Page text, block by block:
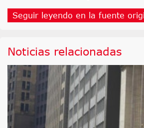
Seguir leyendo en la fuente
Noticias relacionadas